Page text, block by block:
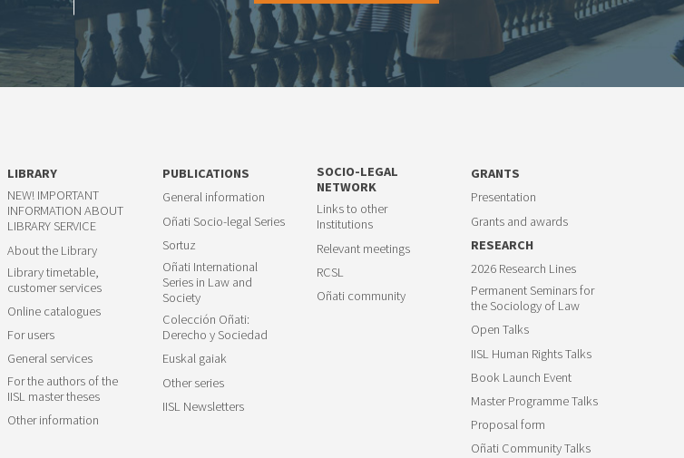
LIBRARY
NEW! IMPORTANT
INFORMATION ABOUT
LIBRARY SERVICE
About the Library
Library timetable,
customer services
Online catalogues
For users
General services
For the authors of the
IISL master theses
Other information
PUBLICATIONS
General information
Oñati Socio-legal Series
Sortuz
Oñati International
Series in Law and
Society
Colección Oñati:
Derecho y Sociedad
Euskal gaiak
Other series
IISL Newsletters
SOCIO-LEGAL
NETWORK
Links to other
Institutions
Relevant meetings
RCSL
Oñati community
GRANTS
Presentation
Grants and awards
RESEARCH
2026 Research Lines
Permanent Seminars for
the Sociology of Law
Open Talks
IISL Human Rights Talks
Book Launch Event
Master Programme Talks
Proposal form
Oñati Community Talks